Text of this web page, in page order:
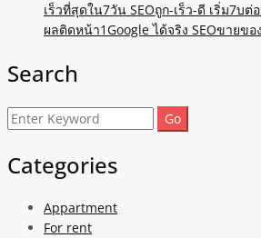
เร็วที่สุดใน7วัน SEOถูก-เร็ว-ดี เริ่ม7บ
ผลติดหน้า1Google ได้จริง SEOขายข
Search
Search
for:
Categories
Appartment
For rent